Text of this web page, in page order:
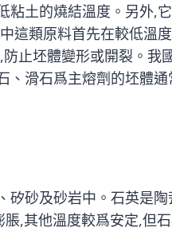
粘土的燒結溫度。另外,
這類原料首先在較低溫
止坯體變形或開裂。
、滑石爲主熔劑的坯體
矽砂及砂岩中。石英是
,其他溫度較爲安定,但